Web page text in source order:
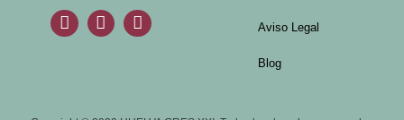
Aviso Legal
Blog